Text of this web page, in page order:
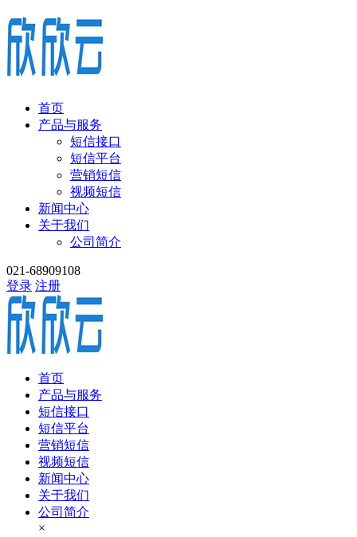
首页
产品与服务
短信接口
短信平台
营销短信
视频短信
新闻中心
关于我们
公司简介
021-68909108
登录 注册
首页
产品与服务
短信接口
短信平台
营销短信
视频短信
新闻中心
关于我们
公司简介
×